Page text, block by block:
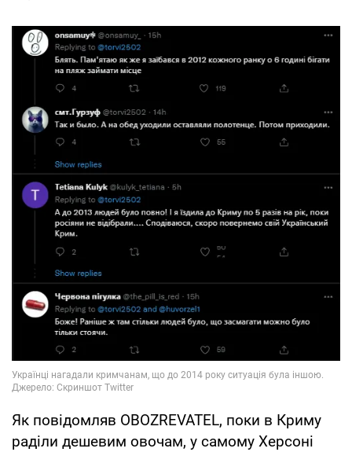
Як повідомляв OBOZREVATEL, поки в Криму
раділи дешевим овочам, у самому Херсоні